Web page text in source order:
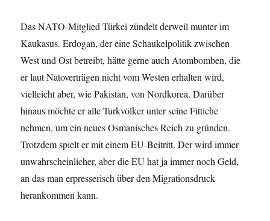
Das NATO-Mitglied Türkei zündelt derweil munter im
Kaukasus. Erdogan, der eine Schaukelpolitik zwischen
West und Ost betreibt, hätte gerne auch Atombomben, die
er laut Natoverträgen nicht vom Westen erhalten wird,
vielleicht aber, wie Pakistan, von Nordkorea. Darüber
hinaus möchte er alle Turkvölker unter seine Fittiche
nehmen, um ein neues Osmanisches Reich zu gründen.
Trotzdem spielt er mit einem EU-Beitritt. Der wird immer
unwahrscheinlicher, aber die EU hat ja immer noch Geld,
an das man erpresserisch über den Migrationsdruck
herankommen kann.